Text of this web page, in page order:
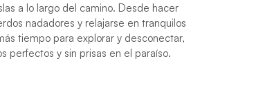
a lo largo del camino. Desde hacer
nadadores y relajarse en tranquilos
tiempo para explorar y desconectar,
perfectos y sin prisas en el paraíso.